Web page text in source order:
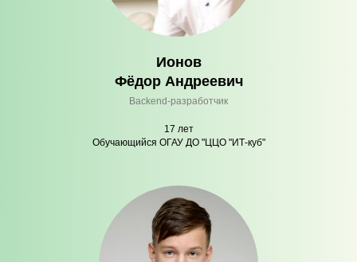
Ионов
Фёдор Андреевич
Backend-разработчик
17 лет
Обучающийся ОГАУ ДО "ЦЦО "ИТ-куб"